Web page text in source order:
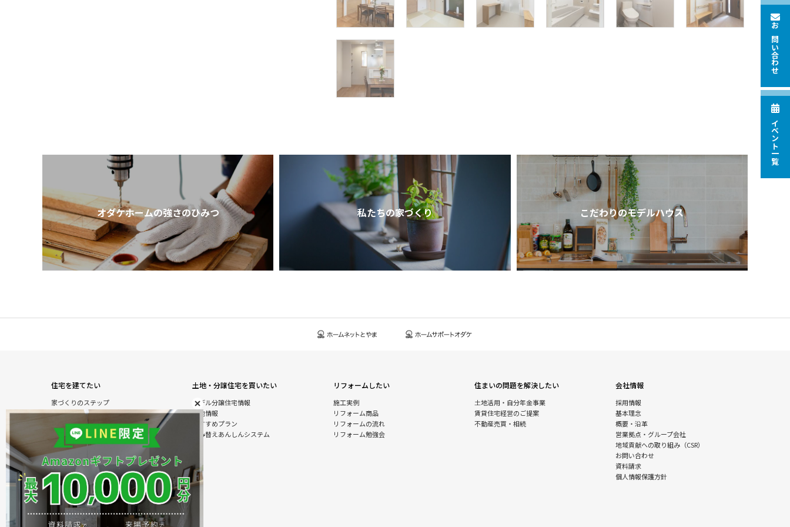
オダケホームの強さのひみつ 私たちの家づくり こだわりのモデルハウス
お問い合わせ
イベント一覧
住宅を建てたい
家づくりのステップ
自由設計注文住宅
木の特性を活かした北陸の家づくり
住宅の性能
オダケホームの強さのひみつ
安心のアフターサービス
建て替えあんしんシステム
商品情報
施工実例
モデル分譲住宅情報
住まいのおまかせ＆ラクラクサービス
土地・分譲住宅を買いたい
モデル分譲住宅情報
土地情報
おすすめプラン
住み替えあんしんシステム
リフォームしたい
施工実例
リフォーム商品
リフォームの流れ
リフォーム勉強会
住まいの問題を解決したい
土地活用・自分年金事業
賃貸住宅経営のご提案
不動産売買・相続
会社情報
採用情報
基本理念
概要・沿革
営業拠点・グループ会社
地域貢献への取り組み（CSR）
お問い合わせ
資料請求
個人情報保護方針